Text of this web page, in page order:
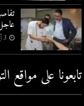
3 أيام ago
تابعونا على